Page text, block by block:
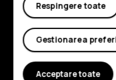
Planet and people
Asistență
FacebookInstagram
Tiktok
Respingere toate
Gestionarea
Acceptare toate